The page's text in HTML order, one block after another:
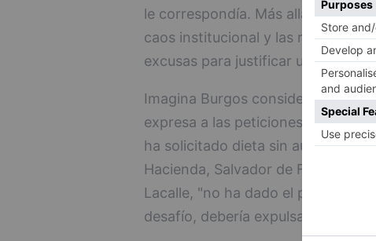
le correspondía. Más allá de la
caos institucional y las razones
excusas para justificar una
Imagina Burgos considera que
expresa a las peticiones
ha solicitado dieta sin
Hacienda, Salvador de Foronda.
Lacalle, "no ha dado el paso que
desafío, debería expulsarle del